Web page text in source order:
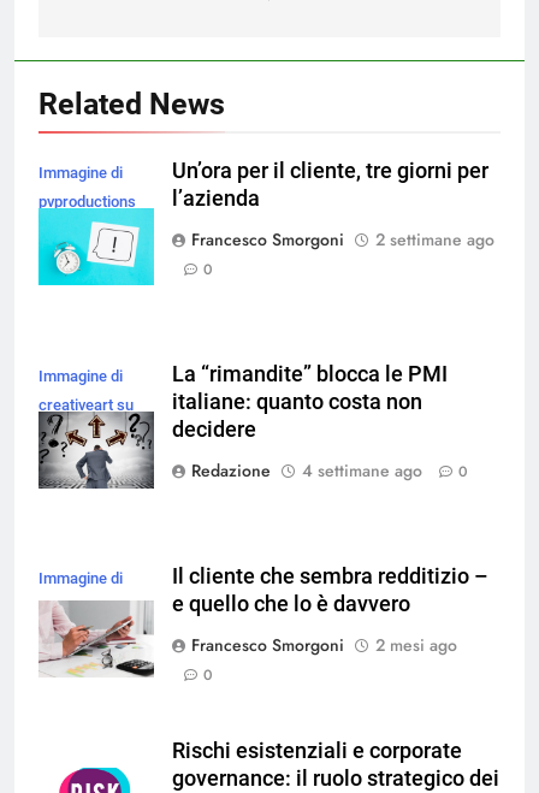
Related News
Immagine di
pvproductions
su Magnific
Un’ora per il cliente, tre giorni per
l’azienda
Francesco Smorgoni
2 settimane ago
0
Immagine di
creativeart su
Magnific
La “rimandite” blocca le PMI
italiane: quanto costa non
decidere
Redazione
4 settimane ago 0
Immagine di
freepik
Il cliente che sembra redditizio –
e quello che lo è davvero
Francesco Smorgoni
2 mesi ago
0
Rischi esistenziali e corporate
governance: il ruolo strategico dei